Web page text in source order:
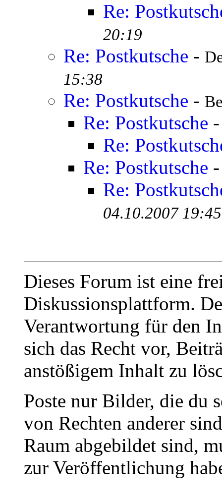
Re:
20:19
Re: Postkutsche -
15:38
Re: Postkutsche -
Re: Postkutsche
Re:
Re: Postkutsche
Re:
04.10.2007 19:45
Dieses Forum ist eine
Diskussionsplattform.
Verantwortung für den
sich das Recht vor,
anstößigem Inhalt zu
Poste nur Bilder, die du
von Rechten anderer
Raum abgebildet sind,
zur Veröffentlichung